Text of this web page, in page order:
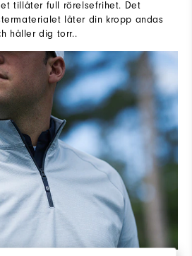
tillåter full rörelsefrihet. Det
låter din kropp andas
håller dig torr..